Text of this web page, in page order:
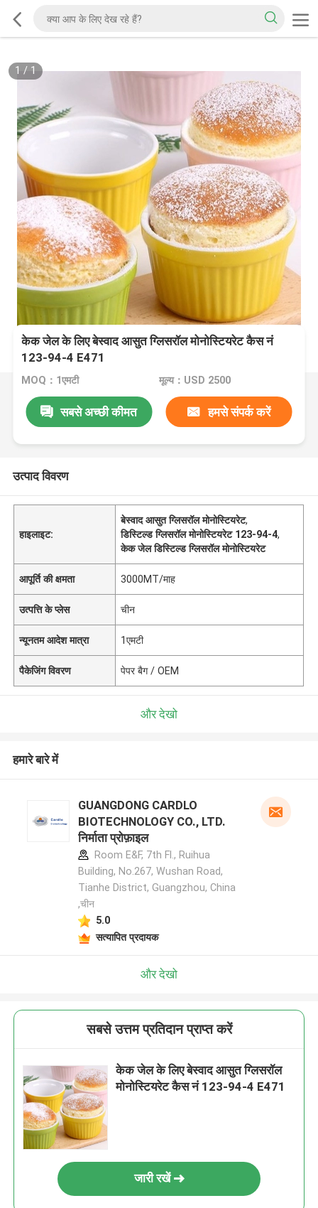
1 / 1
केक जेल के लिए बेस्वाद आसुत ग्लिसरॉल मोनोस्टियरेट कैस नं
123-94-4 E471
MOQ：1एमटी मूल्य：USD 2500
सबसे अच्छी कीमत हमसे संपर्क करें
उत्पाद विवरण
हाइलाइट:
बेस्वाद आसुत ग्लिसरॉल मोनोस्टियरेट,
डिस्टिल्ड ग्लिसरॉल मोनोस्टियरेट 123-94-4,
केक जेल डिस्टिल्ड ग्लिसरॉल मोनोस्टियरेट
आपूर्ति की क्षमता 3000MT/माह
उत्पत्ति के प्लेस चीन
न्यूनतम आदेश मात्रा 1एमटी
पैकेजिंग विवरण पेपर बैग / OEM
और देखो
हमारे बारे में
GUANGDONG CARDLO
BIOTECHNOLOGY CO., LTD.
निर्माता प्रोफ़ाइल
Room E&F, 7th Fl., Ruihua
Building, No.267, Wushan Road,
Tianhe District, Guangzhou, China
,चीन
5.0
सत्यापित प्रदायक
और देखो
सबसे उत्तम प्रतिदान प्राप्त करें
केक जेल के लिए बेस्वाद आसुत ग्लिसरॉल
मोनोस्टियरेट कैस नं 123-94-4 E471
जारी रखें